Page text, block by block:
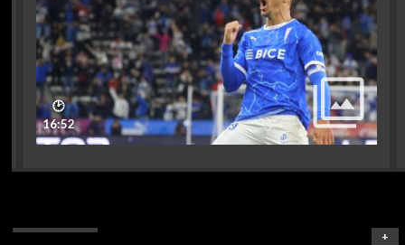
🕑
16:52
+